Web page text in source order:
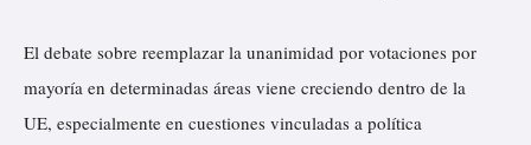
El debate sobre reemplazar la unanimidad por votaciones por
mayoría en determinadas áreas viene creciendo dentro de la
UE, especialmente en cuestiones vinculadas a política